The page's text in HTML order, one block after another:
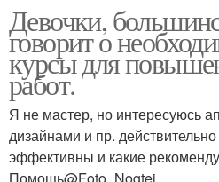
Девочки,
говорит о
курсы для
работ.
Я не мастер, но интересуюсь
дизайнами и пр.
эффективны и какие